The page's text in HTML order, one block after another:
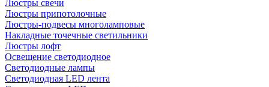
Люстры свечи
Люстры припотолочные
Люстры-подвесы многоламповые
Накладные точечные светильники
Люстры лофт
Освещение светодиодное
Светодиодные лампы
Светодиодная LED лента